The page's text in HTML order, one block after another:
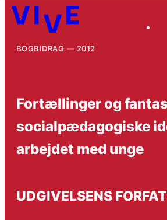
BOGBIDRAG 2012
Fortællinger og
socialpædagogiske
arbejdet med unge
UDGIVELSENS